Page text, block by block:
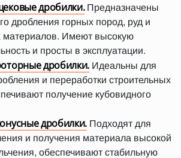
дробилки.Предназначены
дробления горных пород, руд и
материалов. Имеют высокую
и просты в эксплуатации.
дробилки. Идеальны для
и переработки строительных
получение кубовидного
дробилки. Подходят для
и получения материала высокой
обеспечивают стабильную